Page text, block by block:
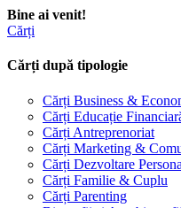
Bine ai venit!
Cărți
Cărți după tipologie
Cărți Business &
Cărți Educație
Cărți Antreprenoriat
Cărți Marketing &
Cărți Dezvoltare
Cărți Familie & Cuplu
Cărți Parenting